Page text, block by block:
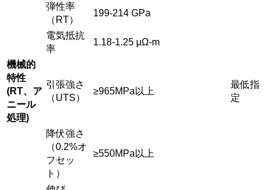
弾性率
（RT）
199-214 GPa
電気抵抗
率
1.18-1.25 μΩ-m
機械的
特性
(RT、ア
ニール
処理)
引張強さ
（UTS）
≥965MPa以上
最低指
定
降伏強さ
（0.2%オ
フセッ
ト）
≥550MPa以上